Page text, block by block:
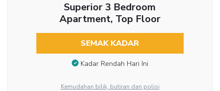
Superior 3 Bedroom
Apartment, Top Floor
SEMAK KADAR
Kadar Rendah Hari Ini
Kemudahan bilik, butiran dan polisi